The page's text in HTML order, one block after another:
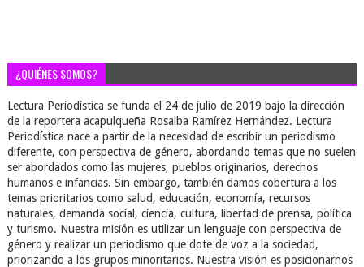
¿QUIÉNES SOMOS?
Lectura Periodística se funda el 24 de julio de 2019 bajo la dirección
de la reportera acapulqueña Rosalba Ramírez Hernández. Lectura
Periodística nace a partir de la necesidad de escribir un periodismo
diferente, con perspectiva de género, abordando temas que no suelen
ser abordados como las mujeres, pueblos originarios, derechos
humanos e infancias. Sin embargo, también damos cobertura a los
temas prioritarios como salud, educación, economía, recursos
naturales, demanda social, ciencia, cultura, libertad de prensa, política
y turismo. Nuestra misión es utilizar un lenguaje con perspectiva de
género y realizar un periodismo que dote de voz a la sociedad,
priorizando a los grupos minoritarios. Nuestra visión es posicionarnos